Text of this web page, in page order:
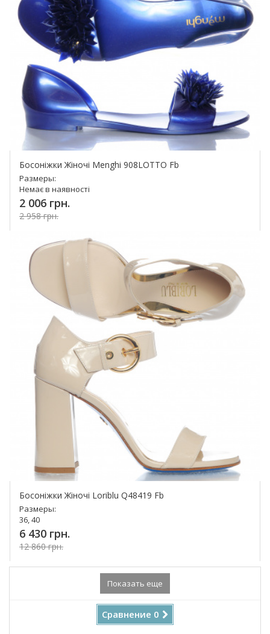
Босоніжки Жіночі Menghi 908LOTTO Fb
Размеры:
Немає в наявності
2 006 грн.
2 958 грн.
Босоніжки Жіночі Loriblu Q48419 Fb
Размеры:
36, 40
6 430 грн.
12 860 грн.
Купить!
Сравнение 0
Показать еще